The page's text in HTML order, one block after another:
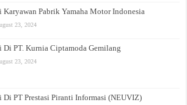
Karyawan Pabrik Yamaha Motor Indonesia
23, 2024
Di PT. Kurnia Ciptamoda Gemilang
23, 2024
Di PT Prestasi Piranti Informasi (NEUVIZ)